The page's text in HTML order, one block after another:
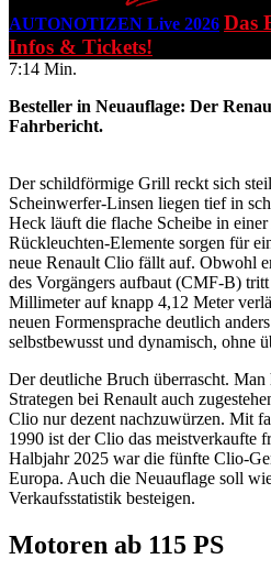
AUTONOTIZEN Live 2026 Das
Infos & Tickets!
7:14 Min.
Besteller in Neuauflage: Der
Fahrbericht.
Der schildförmige Grill reckt sich
Scheinwerfer-Linsen liegen tief in
Heck läuft die flache Scheibe in
Rückleuchten-Elemente sorgen für
neue Renault Clio fällt auf. Obwohl
des Vorgängers aufbaut (CMF-B)
Millimeter auf knapp 4,12 Meter
neuen Formensprache deutlich
selbstbewusst und dynamisch, ohne
Der deutliche Bruch überrascht.
Strategen bei Renault auch
Clio nur dezent nachzuwürzen. Mit
1990 ist der Clio das meistverkaufte
Halbjahr 2025 war die fünfte Clio-
Europa. Auch die Neuauflage soll
Verkaufsstatistik besteigen.
Motoren ab 115 PS